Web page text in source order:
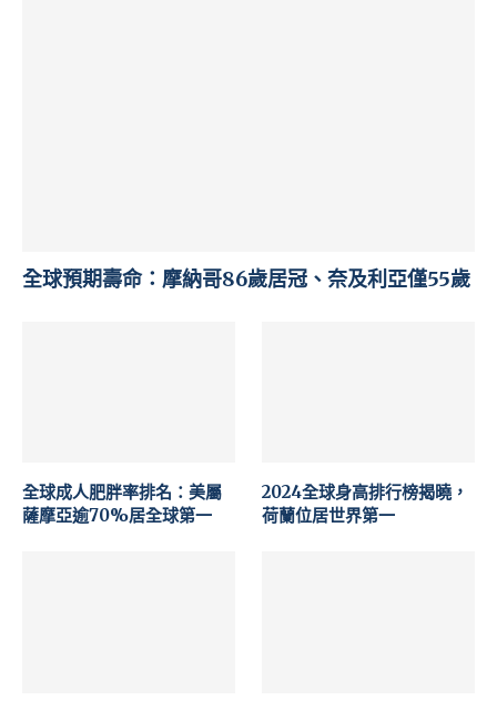
全球預期壽命：摩納哥86歲居冠、奈及利亞僅55歲
全球成人肥胖率排名：美屬
薩摩亞逾70%居全球第一
2024全球身高排行榜揭曉，
荷蘭位居世界第一